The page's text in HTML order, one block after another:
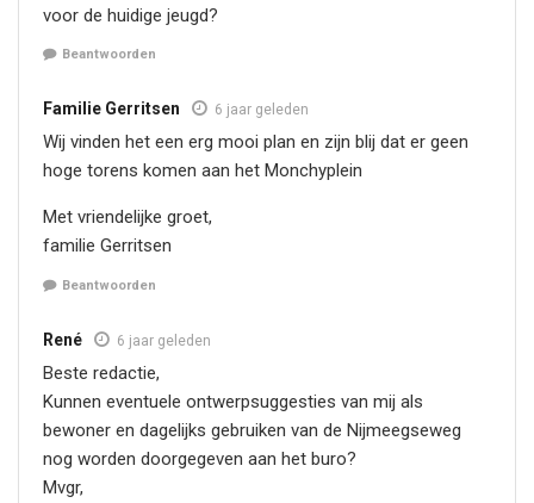
voor de huidige jeugd?
Beantwoorden
Familie Gerritsen 6 jaar geleden
Wij vinden het een erg mooi plan en zijn blij dat er geen
hoge torens komen aan het Monchyplein
Met vriendelijke groet,
familie Gerritsen
Beantwoorden
René 6 jaar geleden
Beste redactie,
Kunnen eventuele ontwerpsuggesties van mij als
bewoner en dagelijks gebruiken van de Nijmeegseweg
nog worden doorgegeven aan het buro?
Mvgr,